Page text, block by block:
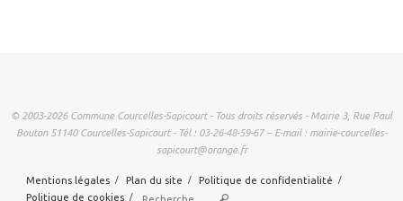
© 2003-2026 Commune Courcelles-Sapicourt - Tous droits réservés - Mairie 3, Rue Paul
Bouton 51140 Courcelles-Sapicourt - Tél : 03-26-48-59-67 – E-mail : mairie-courcelles-
sapicourt@orange.fr
Mentions légales Plan du site
Politique de confidentialité
Politique de cookies
Rechercher